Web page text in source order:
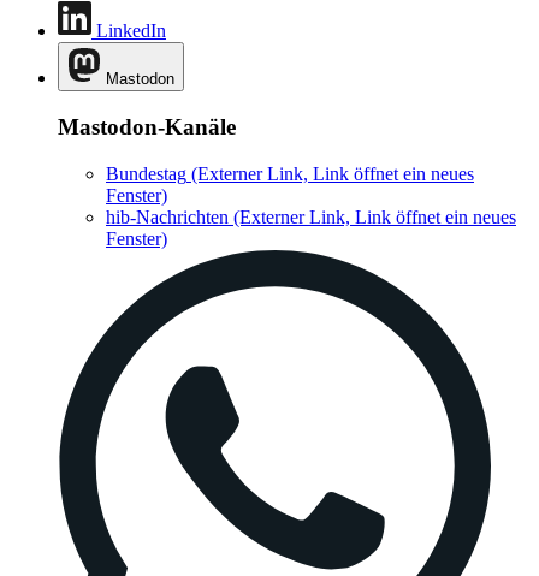
LinkedIn
Mastodon
Mastodon-Kanäle
Bundestag (Externer Link, Link öffnet ein neues
Fenster)
hib-Nachrichten (Externer Link, Link öffnet ein neues
Fenster)